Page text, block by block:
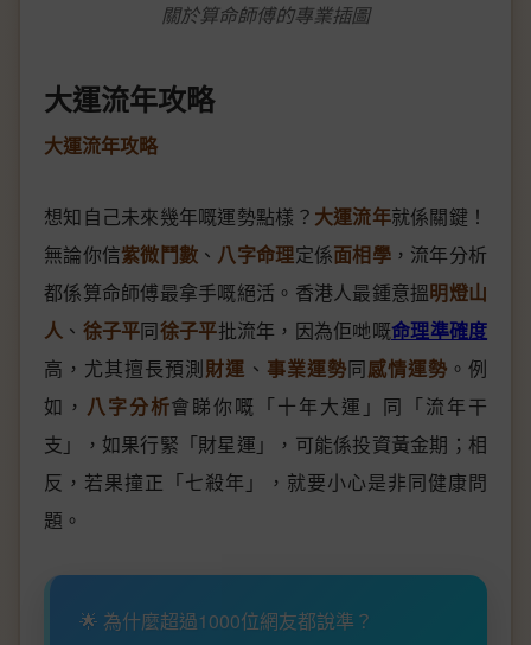
關於算命師傅的專業插圖
大運流年攻略
大運流年攻略
想知自己未來幾年嘅運勢點樣？ 大運流年就係關鍵！
無論你信紫微鬥數 、 八字命理定係面相學，流年分析
都係算命師傅最拿手嘅絕活。香港人最鍾意搵明燈山
人 、 徐子平同徐子平批流年，因為佢哋嘅命理準確度
高，尤其擅長預測財運 、 事業運勢同感情運勢 。例
如， 八字分析會睇你嘅「十年大運」同「流年干
支」，如果行緊「財星運」，可能係投資黃金期；相
反，若果撞正「七殺年」，就要小心是非同健康問
題。
🌟 為什麼超過1000位網友都說準？